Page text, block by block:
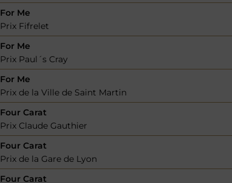
For Me
Prix Fifrelet
For Me
Prix Paul´s Cray
For Me
Prix de la Ville de Saint Martin
Four Carat
Prix Claude Gauthier
Four Carat
Prix de la Gare de Lyon
Four Carat